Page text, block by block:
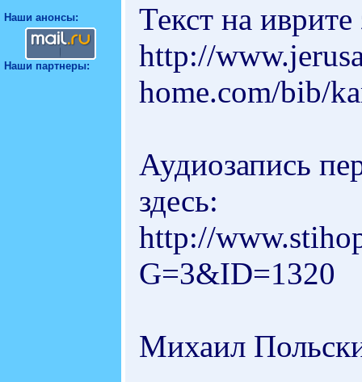
Наши анонсы:
Наши партнеры:
Текст на иврите
http://
home.com/bib/
Аудиозапись
здесь:
http://
G=3&ID=1320
Михаил